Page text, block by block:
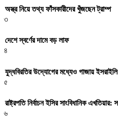
অস্ত্র নিয়ে তথ্য ফাঁসকারীদের খুঁজছেন ট্রাম্প
৩
দেশে স্বর্ণের দামে বড় লাফ
৪
যুদ্ধবিরতির উদ্যোগের মধ্যেও গাজায়
৫
রাষ্ট্রপতি নির্বাচন ইসির সাংবিধানিক
৬